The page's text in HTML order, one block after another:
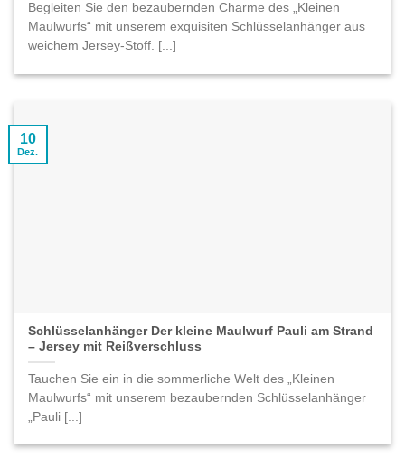
Begleiten Sie den bezaubernden Charme des „Kleinen
Maulwurfs“ mit unserem exquisiten Schlüsselanhänger aus
weichem Jersey-Stoff. [...]
Schlüsselanhänger Der kleine Maulwurf Pauli am Strand
– Jersey mit Reißverschluss
Tauchen Sie ein in die sommerliche Welt des „Kleinen
Maulwurfs“ mit unserem bezaubernden Schlüsselanhänger
„Pauli [...]
10
Dez.